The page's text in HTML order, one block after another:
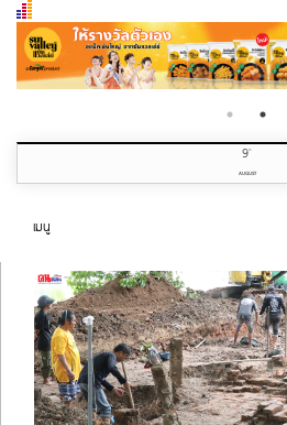
9th
AUGUST
เมนู
หน้าแรก
หมวดข่าว
เกี่ยวกับเรา